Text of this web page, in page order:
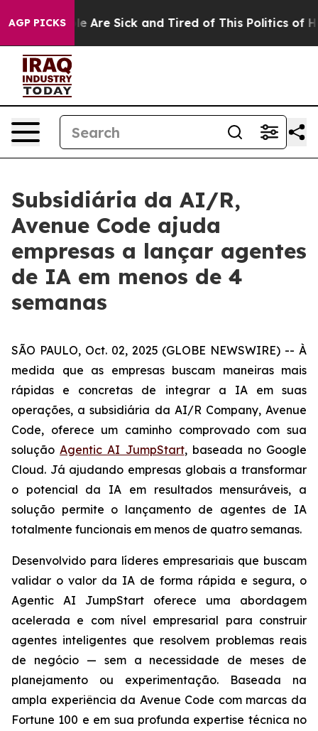
AGP PICKS
“People Are Sick and Tired of This Politics of
Subsidiária da AI/R,
Avenue Code ajuda
empresas a lançar agentes
de IA em menos de 4
semanas
SÃO PAULO, Oct. 02, 2025 (GLOBE NEWSWIRE) -- À
medida que as empresas buscam maneiras mais
rápidas e concretas de integrar a IA em suas
operações, a subsidiária da AI/R Company, Avenue
Code, oferece um caminho comprovado com sua
soluçãoAgentic AI JumpStart, baseada no Google
Cloud. Já ajudando empresas globais a transformar
o potencial da IA em resultados mensuráveis, a
solução permite o lançamento de agentes de IA
totalmente funcionais em menos de quatro semanas.
Desenvolvido para líderes empresariais que buscam
validar o valor da IA de forma rápida e segura, o
Agentic AI JumpStart oferece uma abordagem
acelerada e com nível empresarial para construir
agentes inteligentes que resolvem problemas reais
de negócio — sem a necessidade de meses de
planejamento ou experimentação. Baseada na
ampla experiência da Avenue Code com marcas da
Fortune 100 e em sua profunda expertise técnica no